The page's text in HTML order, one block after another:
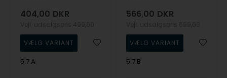
404,00 DKR
5.7.A
566,00 DKR
5.7.B